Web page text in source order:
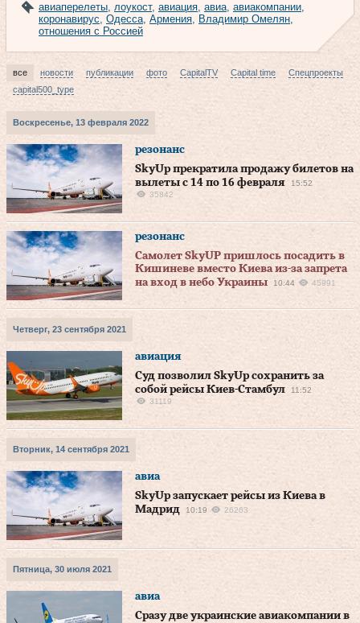
авиаперелеты, лоукост, авиация, авиа, авиакомпании,
коронавирус, Одесса, Армения, Владимир Омелян,
отношения с Россией
все новости публикации фото CapitalTV Capital time
Спецпроекты
capital500_type
Воскресенье, 13 февраля 2022
резонанс
SkyUp прекратила продажу билетов на
вылеты с 14 по 16 февраля
15:52
35842
резонанс
Самолет SkyUP пришлось посадить в
Кишиневе вместо Киева из-за запрета
на вход в небо Украины
10:44 45991
Четверг, 23 сентября 2021
авиация
Суд позволил SkyUp сохранить за
собой рейсы Киев-Стамбул
11:52
31119
Вторник, 14 сентября 2021
авиа
SkyUp запускает рейсы из Киева в
Мадрид
10:19 26263
Пятница, 30 июля 2021
авиа
Сразу две украинские авиакомпании в